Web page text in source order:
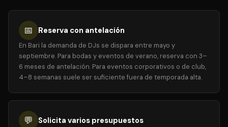
📅 Reserva con antelación
En Bari la demanda de DJs se dispara entre mayo y
septiembre. Para bodas y eventos de verano, reserva con 3–
6 meses de antelación. Para eventos corporativos o de club,
4–8 semanas suele ser suficiente fuera de temporada alta.
💬 Solicita varios presupuestos